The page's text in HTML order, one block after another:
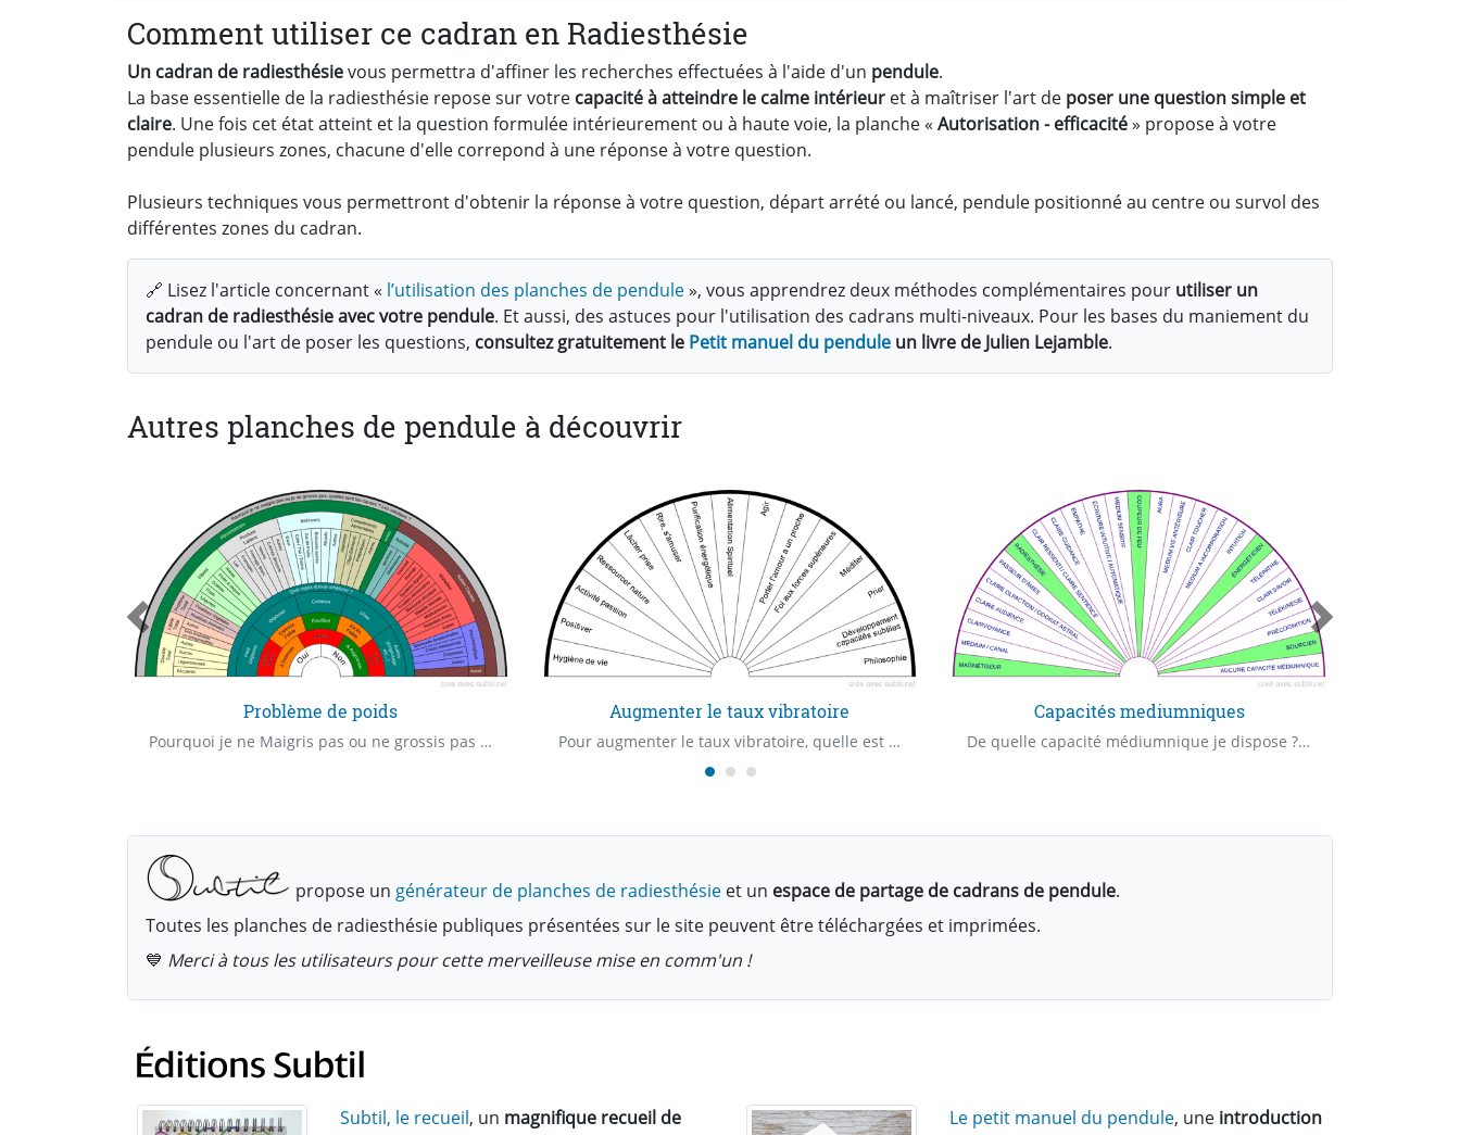
Comment utiliser ce cadran en Radiesthésie
Un cadran de radiesthésievous permettra d'affiner les recherches effectuées à l'aide d'un pendule.
La base essentielle de la radiesthésie repose sur votre capacité à atteindre le calme intérieur et à maîtriser l'art de poser une question simple et
claire. Une fois cet état atteint et la question formulée intérieurement ou à haute voie, la planche « Autorisation - efficacité» propose à votre
pendule plusieurs zones, chacune d'elle correpond à une réponse à votre question.
Plusieurs techniques vous permettront d'obtenir la réponse à votre question, départ arrété ou lancé, pendule positionné au centre ou survol des
différentes zones du cadran.
🔗 Lisez l'article concernant « l’utilisation des planches de pendule», vous apprendrez deux méthodes complémentaires pour utiliser un
cadran de radiesthésie avec votre pendule. Et aussi, des astuces pour l'utilisation des cadrans multi-niveaux. Pour les bases du maniement du
pendule ou l'art de poser les questions, consultez gratuitement le Petit manuel du pendule un livre de Julien Lejamble.
Autres planches de pendule à découvrir
Problème de poids
Pourquoi je ne Maigris pas ou ne grossis pas ? Trouver les causes de son surpoids ou de sa maigreur, les carences, les excès.
Augmenter le taux vibratoire
Pour augmenter le taux vibratoire, quelle est la priorité ?
Capacités mediumniques
De quelle capacité médiumnique je dispose ? De quel "Claire" capacité je dispose ? Quelle est ma première capacité médiumnique ?
propose un générateur de planches de radiesthésie et un espace de partage de cadrans de pendule.
Toutes les planches de radiesthésie publiques présentées sur le site peuvent être téléchargées et imprimées.
💙 Merci à tous les utilisateurs pour cette merveilleuse mise en comm'un !
Subtil, le recueil, un magnifique recueil de
Le petit manuel du pendule, une introduction